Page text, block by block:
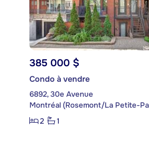
385 000 $
Condo à vendre
6892, 30e Avenue
Montréal (Rosemont/La Petite-
2
1